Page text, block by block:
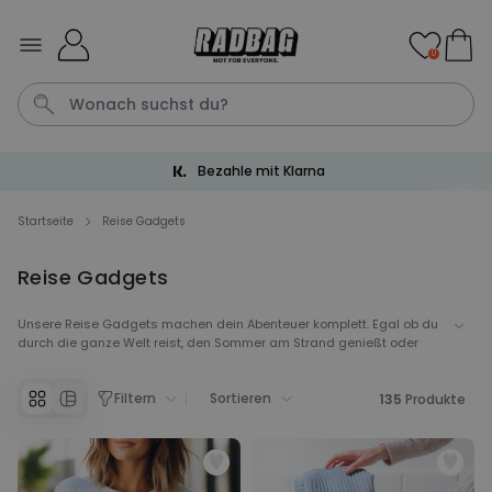
Personalisierbar
mit Getränken und Spruch
über 10.000
34,99 €
Personalisierbar
Spritz Glas mit Name
über 19.400
16,99 €
0
Bezahle mit Klarna
Startseite Reise Gadgets
Reise Gadgets
Unsere Reise Gadgets machen dein Abenteuer komplett. Egal ob du
durch die ganze Welt reist, den Sommer am Strand genießt oder
die dein Abenteuer leichter machen oder coole Accessoires für jede
Filtern Sortieren 135 Produkte